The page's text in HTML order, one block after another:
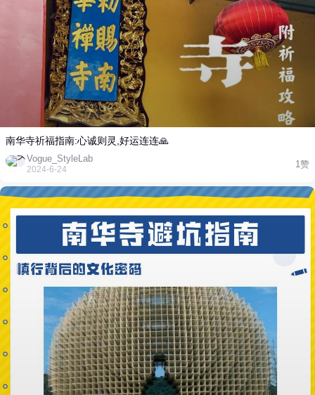
南华寺祈福指南:心诚则灵,好运连连🙏
Vogue_StyleLab
2024-6-24
1赞